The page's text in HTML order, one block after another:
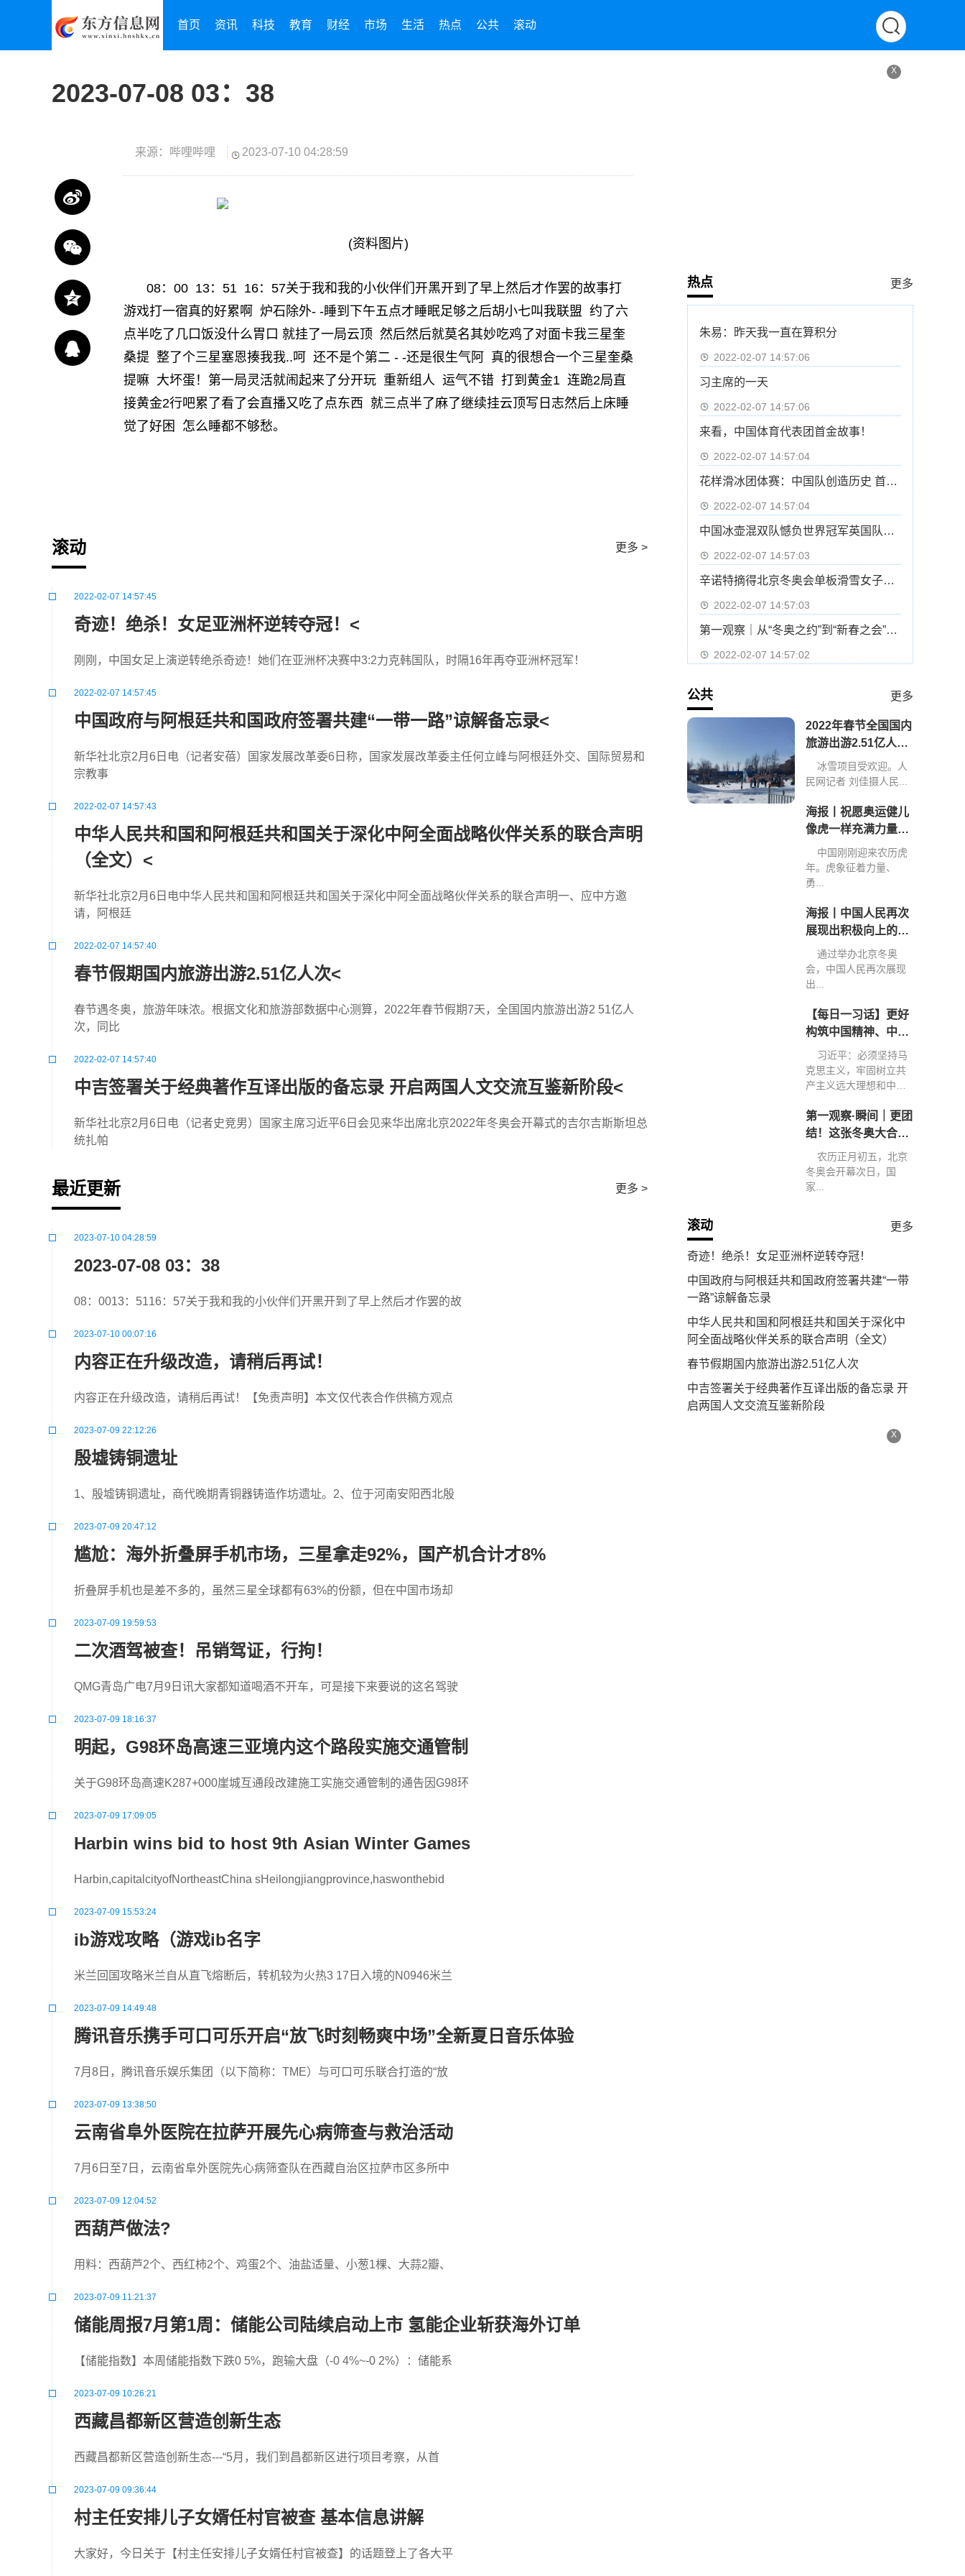
首页 资讯 科技 教育 财经 市场 生活 热点 公共 滚动
2023-07-08 03：38
来源：哔哩哔哩 2023-07-10 04:28:59
(资料图片)
08：00 13：51 16：57关于我和我的小伙伴们开黑开到了早上然后才作罢的故事打
游戏打一宿真的好累啊 炉石除外- -睡到下午五点才睡眠足够之后胡小七叫我联盟 约了六
点半吃了几口饭没什么胃口 就挂了一局云顶 然后然后就莫名其妙吃鸡了对面卡我三星奎
桑提 整了个三星塞恩揍我我..呵 还不是个第二 - -还是很生气阿 真的很想合一个三星奎桑
提嘛 大坏蛋！第一局灵活就闹起来了分开玩 重新组人 运气不错 打到黄金1 连跪2局直
接黄金2行吧累了看了会直播又吃了点东西 就三点半了麻了继续挂云顶写日志然后上床睡
觉了好困 怎么睡都不够愁。
滚动 更多 >
2022-02-07 14:57:45
奇迹！绝杀！女足亚洲杯逆转夺冠！<
刚刚，中国女足上演逆转绝杀奇迹！她们在亚洲杯决赛中3:2力克韩国队，时隔16年再夺亚洲杯冠军！
2022-02-07 14:57:45
中国政府与阿根廷共和国政府签署共建“一带一路”谅解备忘录<
新华社北京2月6日电（记者安蓓）国家发展改革委6日称，国家发展改革委主任何立峰与阿根廷外交、国际贸易和
宗教事
2022-02-07 14:57:43
中华人民共和国和阿根廷共和国关于深化中阿全面战略伙伴关系的联合声明
（全文）<
新华社北京2月6日电中华人民共和国和阿根廷共和国关于深化中阿全面战略伙伴关系的联合声明一、应中方邀
请，阿根廷
2022-02-07 14:57:40
春节假期国内旅游出游2.51亿人次<
春节遇冬奥，旅游年味浓。根据文化和旅游部数据中心测算，2022年春节假期7天，全国国内旅游出游2 51亿人
次，同比
2022-02-07 14:57:40
中吉签署关于经典著作互译出版的备忘录 开启两国人文交流互鉴新阶段<
新华社北京2月6日电（记者史竞男）国家主席习近平6日会见来华出席北京2022年冬奥会开幕式的吉尔吉斯斯坦总
统扎帕
最近更新 更多 >
2023-07-10 04:28:59
2023-07-08 03：38
08：0013：5116：57关于我和我的小伙伴们开黑开到了早上然后才作罢的故
2023-07-10 00:07:16
内容正在升级改造，请稍后再试！
内容正在升级改造，请稍后再试！【免责声明】本文仅代表合作供稿方观点
2023-07-09 22:12:26
殷墟铸铜遗址
1、殷墟铸铜遗址，商代晚期青铜器铸造作坊遗址。2、位于河南安阳西北殷
2023-07-09 20:47:12
尴尬：海外折叠屏手机市场，三星拿走92%，国产机合计才8%
折叠屏手机也是差不多的，虽然三星全球都有63%的份额，但在中国市场却
2023-07-09 19:59:53
二次酒驾被查！吊销驾证，行拘！
QMG青岛广电7月9日讯大家都知道喝酒不开车，可是接下来要说的这名驾驶
2023-07-09 18:16:37
明起，G98环岛高速三亚境内这个路段实施交通管制
关于G98环岛高速K287+000崖城互通段改建施工实施交通管制的通告因G98环
2023-07-09 17:09:05
Harbin wins bid to host 9th Asian Winter Games
Harbin,capitalcityofNortheastChina sHeilongjiangprovince,haswonthebid
2023-07-09 15:53:24
ib游戏攻略（游戏ib名字
米兰回国攻略米兰自从直飞熔断后，转机较为火热3 17日入境的N0946米兰
2023-07-09 14:49:48
腾讯音乐携手可口可乐开启“放飞时刻畅爽中场”全新夏日音乐体验
7月8日，腾讯音乐娱乐集团（以下简称：TME）与可口可乐联合打造的“放
2023-07-09 13:38:50
云南省阜外医院在拉萨开展先心病筛查与救治活动
7月6日至7日，云南省阜外医院先心病筛查队在西藏自治区拉萨市区多所中
2023-07-09 12:04:52
西葫芦做法?
用料：西葫芦2个、西红柿2个、鸡蛋2个、油盐适量、小葱1棵、大蒜2瓣、
2023-07-09 11:21:37
储能周报7月第1周：储能公司陆续启动上市 氢能企业斩获海外订单
【储能指数】本周储能指数下跌0 5%，跑输大盘（-0 4%~-0 2%）：储能系
2023-07-09 10:26:21
西藏昌都新区营造创新生态
西藏昌都新区营造创新生态---“5月，我们到昌都新区进行项目考察，从首
2023-07-09 09:36:44
村主任安排儿子女婿任村官被查 基本信息讲解
大家好，今日关于【村主任安排儿子女婿任村官被查】的话题登上了各大平
X
热点 更多
朱易：昨天我一直在算积分
2022-02-07 14:57:06
习主席的一天
2022-02-07 14:57:06
来看，中国体育代表团首金故事！
2022-02-07 14:57:04
花样滑冰团体赛：中国队创造历史 首次晋级自由滑
2022-02-07 14:57:04
中国冰壶混双队憾负世界冠军英国队基本无缘四强
2022-02-07 14:57:03
辛诺特摘得北京冬奥会单板滑雪女子坡面障碍技巧冠军
2022-02-07 14:57:03
第一观察｜从“冬奥之约”到“新春之会”：中俄元首会晤的三重意涵
2022-02-07 14:57:02
公共 更多
2022年春节全国国内
旅游出游2.51亿人次
旅游收入2891.98亿
元
冰雪项目受欢迎。人
民网记者 刘佳摄人民...
海报丨祝愿奥运健儿
像虎一样充满力量、
创造佳绩
中国刚刚迎来农历虎
年。虎象征着力量、
勇...
海报丨中国人民再次
展现出积极向上的精
神和力量
通过举办北京冬奥
会，中国人民再次展现
出...
【每日一习话】更好
构筑中国精神、中国
价值、中国力量
习近平：必须坚持马
克思主义，牢固树立共
产主义远大理想和中国
第一观察·瞬间｜更团
结！这张冬奥大合影
弥足珍贵
农历正月初五，北京
冬奥会开幕次日，国
家...
滚动 更多
奇迹！绝杀！女足亚洲杯逆转夺冠！
中国政府与阿根廷共和国政府签署共建“一带
一路”谅解备忘录
中华人民共和国和阿根廷共和国关于深化中
阿全面战略伙伴关系的联合声明（全文）
春节假期国内旅游出游2.51亿人次
中吉签署关于经典著作互译出版的备忘录 开
启两国人文交流互鉴新阶段
X